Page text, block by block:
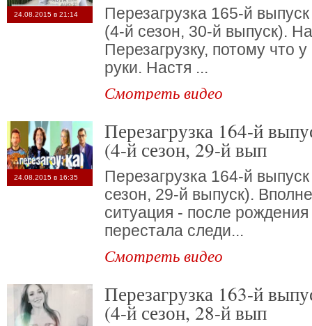
24.08.2015 в 21:14
Перезагрузка 165-й
(4-й сезон, 30-й выпуск).
Перезагрузку, потому что
руки. Настя ...
Смотреть видео
24.08.2015 в 16:35
Перезагрузка 164-й выпуск от 02.08.2015
(4-й сезон, 29-й вып
Перезагрузка 164-й
сезон, 29-й выпуск).
ситуация - после
перестала следи...
Смотреть видео
Перезагрузка 163-й выпуск от 26.07.2015
(4-й сезон, 28-й вып